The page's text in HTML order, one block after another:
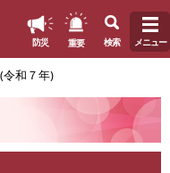
防災 重要 検索 メニュー
令和７年)